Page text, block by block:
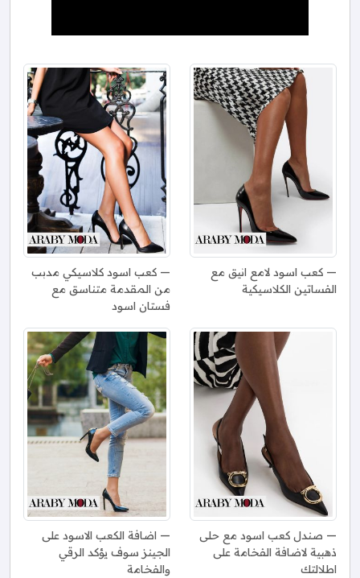
كعب اسود لامع انيق مع
الفساتين الكلاسيكية
كعب اسود كلاسيكي مدبب
من المقدمة متناسق مع
فستان اسود
صندل كعب اسود مع حلى
ذهبية لاضافة الفخامة على
اطلالتك
اضافة الكعب الاسود على
الجينز سوف يؤكد الرقي
والفخامة